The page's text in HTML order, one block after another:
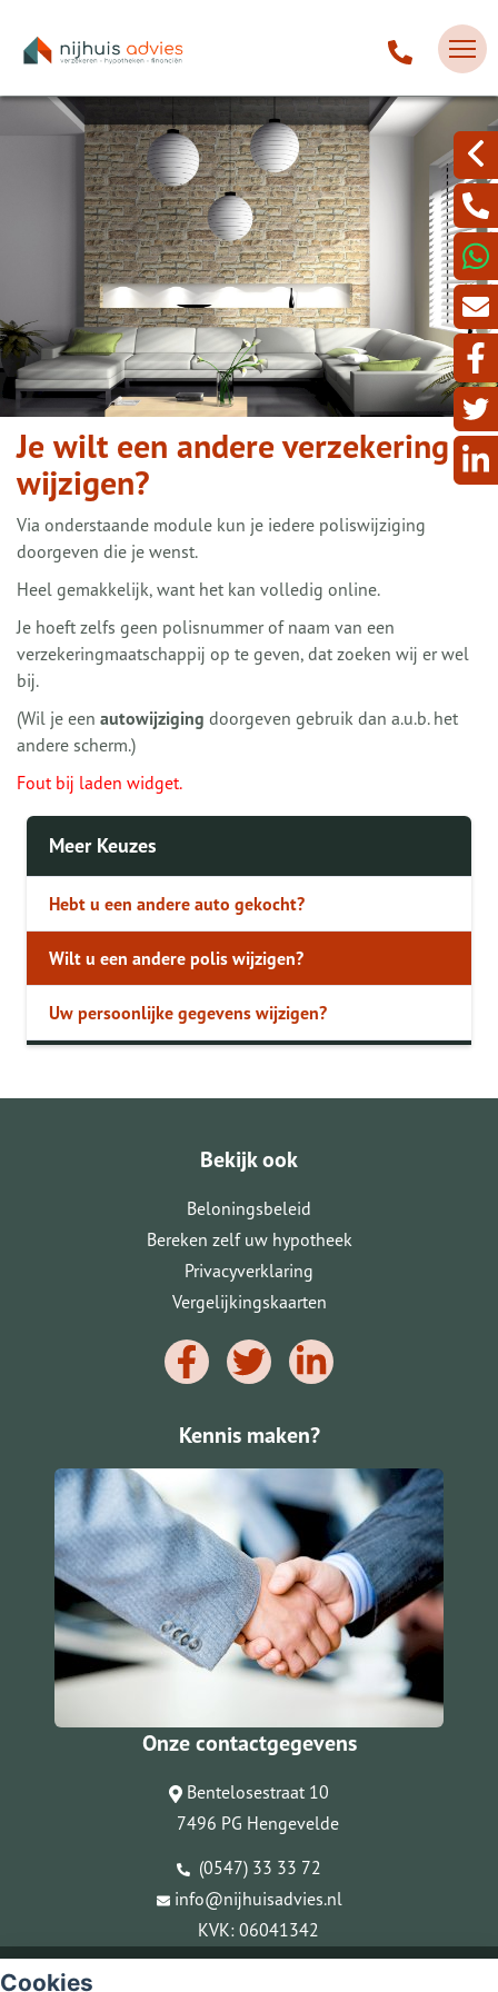
Cookies
Je wilt een andere verzekering
wijzigen?
Via onderstaande module kun je iedere poliswijziging
doorgeven die je wenst.
Heel gemakkelijk, want het kan volledig online.
Je hoeft zelfs geen polisnummer of naam van een
verzekeringmaatschappij op te geven, dat zoeken wij er wel
bij.
(Wil je een autowijziging doorgeven gebruik dan a.u.b. het
andere scherm.)
Fout bij laden widget.
Meer Keuzes
Hebt u een andere auto gekocht?
Wilt u een andere polis wijzigen?
Uw persoonlijke gegevens wijzigen?
Bekijk ook
Beloningsbeleid
Bereken zelf uw hypotheek
Privacyverklaring
Vergelijkingskaarten
Kennis maken?
Onze contactgegevens
Bentelosestraat 10
7496 PG Hengevelde
(0547) 33 33 72
info@nijhuisadvies.nl
KVK: 06041342